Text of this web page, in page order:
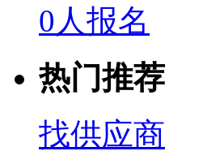
0人报名
热门推荐
找供应商